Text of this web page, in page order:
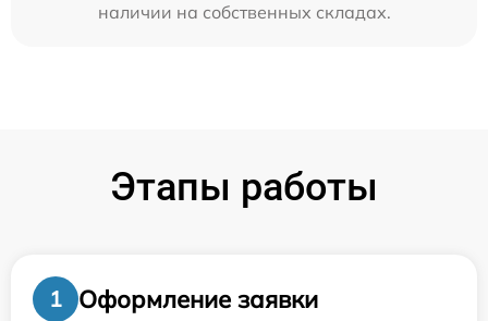
наличии на собственных складах.
Этапы работы
1
Оформление заявки